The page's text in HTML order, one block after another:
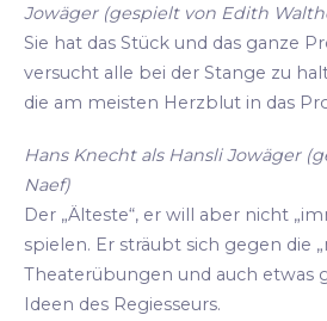
Jowäger (gespielt von Edith
Sie hat das Stück und das ganze
versucht alle bei der Stange zu
die am meisten Herzblut in das
Hans Knecht als Hansli Jowäger
Naef)
Der „Älteste“, er will aber nicht
spielen. Er sträubt sich gegen die
Theaterübungen und auch etwas
Ideen des Regiesseurs.